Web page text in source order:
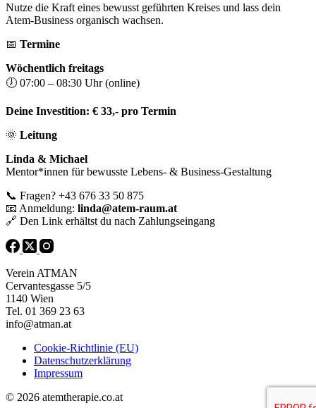
Nutze die Kraft eines bewusst geführten Kreises und lass dein
Atem-Business organisch wachsen.
📅 Termine
Wöchentlich freitags
🕖 07:00 – 08:30 Uhr (online)
Deine Investition: € 33,- pro Termin
🌞 Leitung
Linda & Michael
Mentor*innen für bewusste Lebens- & Business-Gestaltung
📞 Fragen? +43 676 33 50 875
📧 Anmeldung: linda@atem-raum.at
🔗 Den Link erhältst du nach Zahlungseingang
Verein ATMAN
Cervantesgasse 5/5
1140 Wien
Tel. 01 369 23 63
info@atman.at
Cookie-Richtlinie (EU)
Datenschutzerklärung
Impressum
© 2026 atemtherapie.co.at